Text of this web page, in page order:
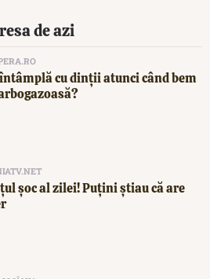
de azi
întâmplă cu dinții atunci când bem
şoc al zilei! Puţini ştiau că are